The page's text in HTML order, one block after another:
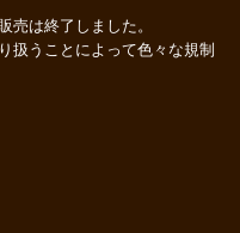
売は終了しました。
扱うことによって色々な規制